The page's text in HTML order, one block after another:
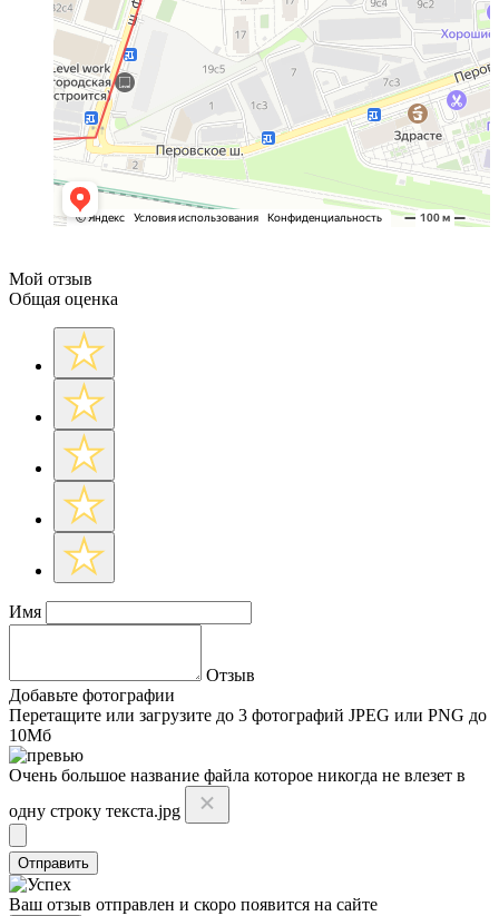
Мой отзыв
Общая оценка
Имя
Отзыв
Добавьте фотографии
Перетащите или загрузите до 3 фотографий JPEG или PNG до
10Мб
Очень большое название файла которое никогда не влезет в
одну строку текста.jpg
Отправить
Ваш отзыв отправлен и скоро появится на сайте